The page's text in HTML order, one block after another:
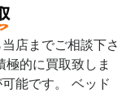
店までご相談下さ
的に買取致しま
能です。 ベッド